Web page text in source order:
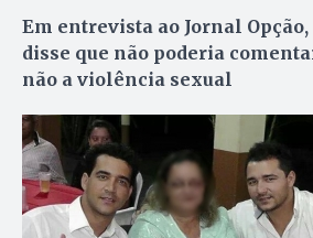
Em entrevista ao Jornal
disse que não poderia
não a violência sexual